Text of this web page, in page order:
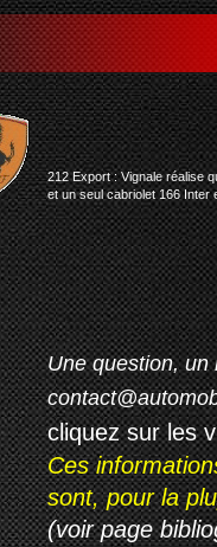
212 Export : Vignale réalise
et un seul cabriolet 166 Inter
Une question, un
cliquez sur les
Ces
sont, pour la
(voir page